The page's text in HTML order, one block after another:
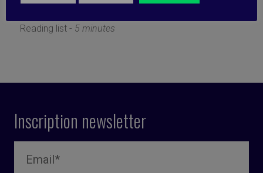
Reading list - 5 minutes
Inscription newsletter